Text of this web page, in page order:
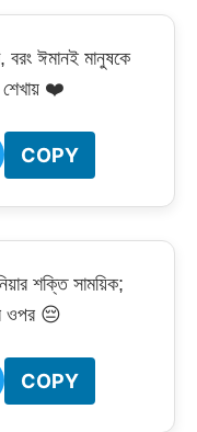
বরং ঈমানই মানুষকে
শেখায় ❤️
COPY
শক্তি সাময়িক;
ওপর 😔
COPY